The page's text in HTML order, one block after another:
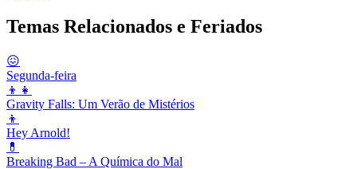
Temas Relacionados e Feriados
😖
Segunda-feira
👦👧
Gravity Falls: Um Verão de Mistérios
👦
Hey Arnold!
💊
Breaking Bad – A Química do Mal